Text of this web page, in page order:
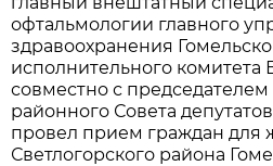
офтальмологии главного
здравоохранения
исполнительного комитета
совместно с председателем
районного Совета
провел прием граждан для
Светлогорского района